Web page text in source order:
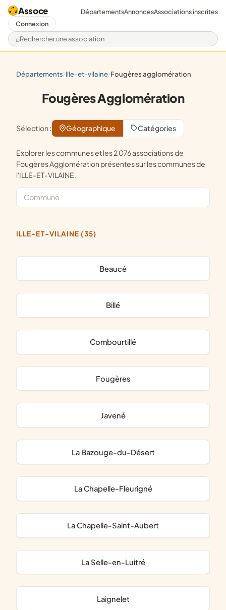
Assoce
Rechercher une association
DépartementsAnnoncesAssociations inscrites
Connexion
départements/ ille-et-vilaine/ fougères agglomération
Fougères Agglomération
Sélection : Géographique Catégories
Explorer les communes et les 2 076 associations de
Fougères Agglomération présentes sur les communes de
l'ILLE-ET-VILAINE.
ILLE-ET-VILAINE (35)
Beaucé
Billé
Combourtillé
Fougères
Javené
La Bazouge-du-Désert
La Chapelle-Fleurigné
La Chapelle-Saint-Aubert
La Selle-en-Luitré
Laignelet